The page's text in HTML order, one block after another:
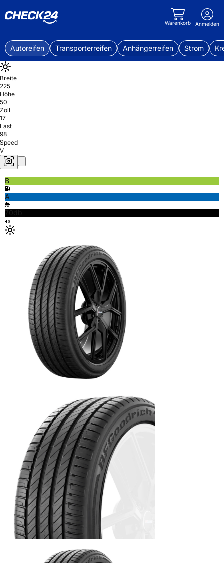
Warenkorb Anmelden
Autoreifen Transporterreifen Anhängerreifen Strom
Breite
225
Höhe
50
Zoll
17
Last
98
Speed
V
B
A
70db